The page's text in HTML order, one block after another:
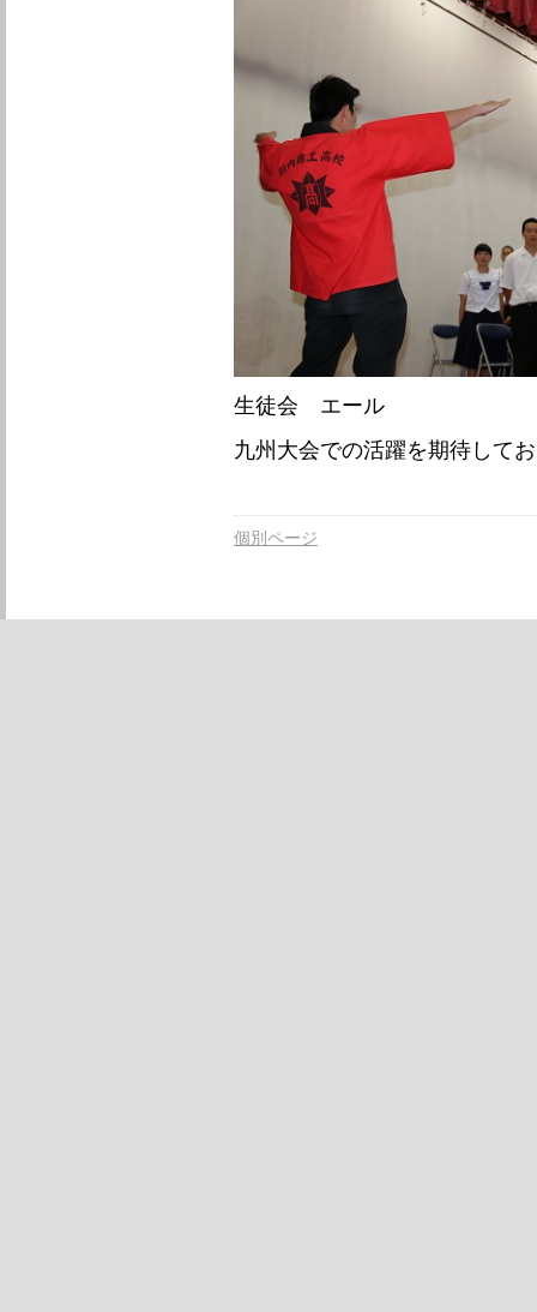
生徒会 エール
九州大会での活躍を期待して
個別ページ